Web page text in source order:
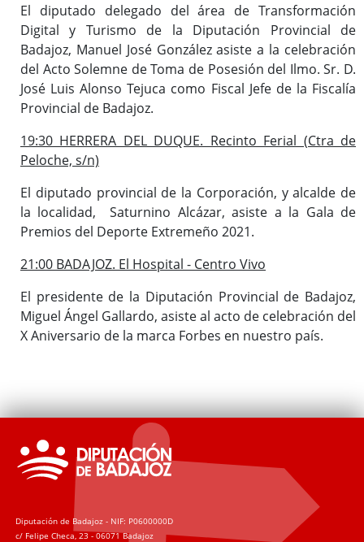
El diputado delegado del área de Transformación
Digital y Turismo de la Diputación Provincial de
Badajoz, Manuel José González asiste a la celebración
del Acto Solemne de Toma de Posesión del Ilmo. Sr. D.
José Luis Alonso Tejuca como Fiscal Jefe de la Fiscalía
Provincial de Badajoz.
19:30 HERRERA DEL DUQUE. Recinto Ferial (Ctra de
Peloche, s/n)
El diputado provincial de la Corporación, y alcalde de
la localidad, Saturnino Alcázar, asiste a la Gala de
Premios del Deporte Extremeño 2021.
21:00 BADAJOZ. El Hospital - Centro Vivo
El presidente de la Diputación Provincial de Badajoz,
Miguel Ángel Gallardo, asiste al acto de celebración del
X Aniversario de la marca Forbes en nuestro país.
Diputación de Badajoz - NIF: P0600000D
c/ Felipe Checa, 23 - 06071 Badajoz